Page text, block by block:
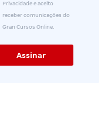
Privacidade e aceito
receber comunicações do
Gran Cursos Online.